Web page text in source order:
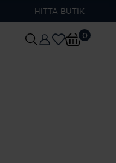
HITTA BUTIK
0